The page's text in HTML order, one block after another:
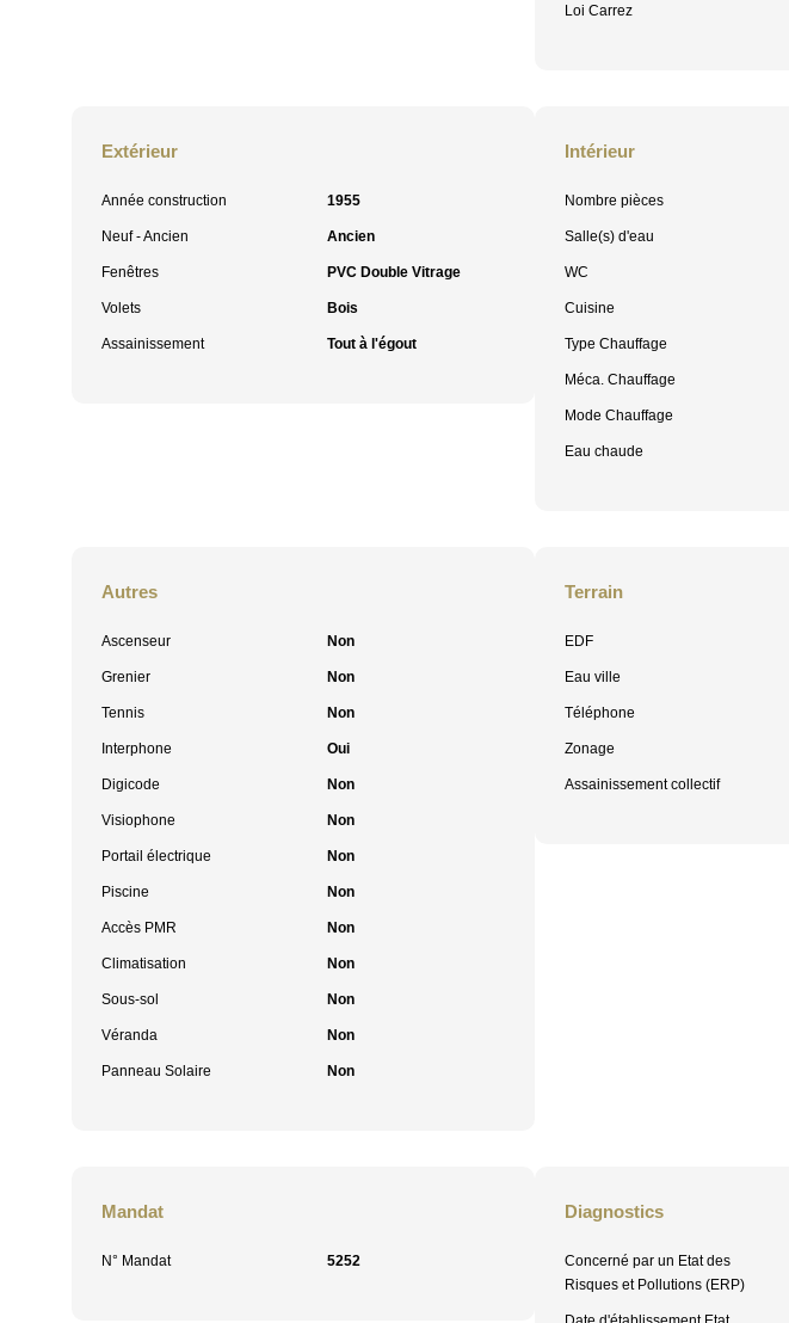
Loi Carrez
Extérieur
Année construction 1955
Neuf - Ancien Ancien
Fenêtres PVC Double Vitrage
Volets Bois
Assainissement Tout à l'égout
Intérieur
Nombre pièces
Salle(s) d'eau
WC
Cuisine
Type Chauffage
Méca. Chauffage
Mode Chauffage
Eau chaude
Autres
Ascenseur Non
Grenier Non
Tennis Non
Interphone Oui
Digicode Non
Visiophone Non
Portail électrique Non
Piscine Non
Accès PMR Non
Climatisation Non
Sous-sol Non
Véranda Non
Panneau Solaire Non
Terrain
EDF
Eau ville
Téléphone
Zonage
Assainissement collectif
Mandat
N° Mandat 5252
Diagnostics
Concerné par un Etat des
Risques et Pollutions (ERP)